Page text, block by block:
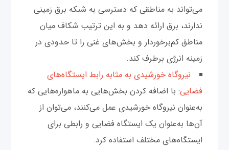
می‌تواند به مناطقی که دسترسی به شبکه برق زمینی
ندارند، برق ارائه دهد و به این ترتیب شکاف میان
مناطق کم‌برخوردار و بخش‌های غنی را تا حدودی در
زمینه انرژی برطرف کند.
نیروگاه خورشیدی به مثابه رابط ایستگاه‌های
فضایی: با اضافه کردن بخش‌هایی به ماهواره‌هایی که
به‌عنوان نیروگاه خورشیدی عمل می‌کنند، می‌توان از
آن‌ها به‌عنوان یک ایستگاه فضایی و رابطی برای
ایستگاه‌های مختلف استفاده کرد.